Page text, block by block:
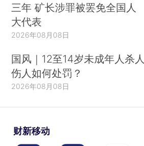
三年 矿长涉罪被罢免全国人
大代表
2026年08月08日
国风｜12至14岁未成年人杀人
伤人如何处罚？
2026年08月08日
财新移动